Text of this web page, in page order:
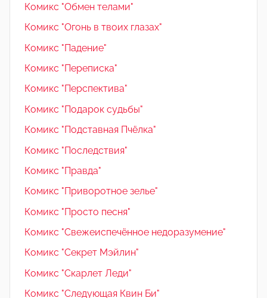
Комикс "Обмен телами"
Комикс "Огонь в твоих глазах"
Комикс "Падение"
Комикс "Переписка"
Комикс "Перспектива"
Комикс "Подарок судьбы"
Комикс "Подставная Пчёлка"
Комикс "Последствия"
Комикс "Правда"
Комикс "Приворотное зелье"
Комикс "Просто песня"
Комикс "Свежеиспечённое недоразумение"
Комикс "Секрет Мэйлин"
Комикс "Скарлет Леди"
Комикс "Следующая Квин Би"